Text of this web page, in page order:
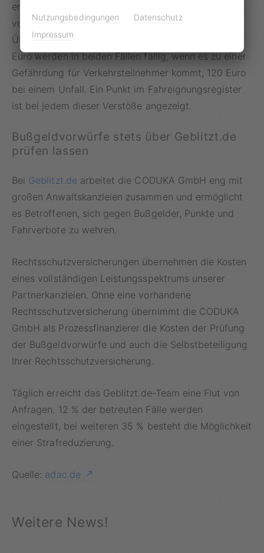
erwischt wird, muss er mit einem
von 80 Euro rechnen. Gleiches gilt bei
Überholmanövern an einem Fußgängerüberweg. 100
Euro werden in beiden Fällen fällig, wenn es zu einer
Gefährdung für Verkehrsteilnehmer kommt, 120 Euro
bei einem Unfall. Ein Punkt im Fahreignungsregister
ist bei jedem dieser Verstöße angezeigt.
Bußgeldvorwürfe stets über Geblitzt.de
prüfen lassen
Bei Geblitzt.de arbeitet die CODUKA GmbH eng mit
großen Anwaltskanzleien zusammen und ermöglicht
es Betroffenen, sich gegen Bußgelder, Punkte und
Fahrverbote zu wehren.
Rechtsschutzversicherungen übernehmen die Kosten
eines vollständigen Leistungsspektrums unserer
Partnerkanzleien. Ohne eine vorhandene
Rechtsschutzversicherung übernimmt die CODUKA
GmbH als Prozessfinanzierer die Kosten der Prüfung
der Bußgeldvorwürfe und auch die Selbstbeteiligung
Ihrer Rechtsschutzversicherung.
Täglich erreicht das Geblitzt.de-Team eine Flut von
Anfragen. 12 % der betreuten Fälle werden
eingestellt, bei weiteren 35 % besteht die Möglichkeit
einer Strafreduzierung.
Quelle: adac.de
Weitere News!
Nutzungsbedingungen
Datenschutz
Impressum